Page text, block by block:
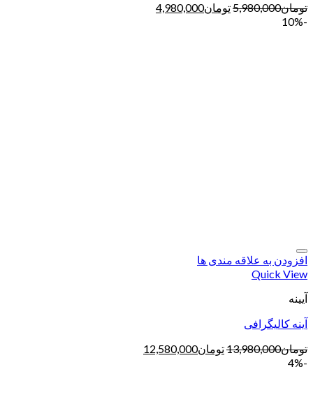
تومان5,980,000تومان4,980,000
-10%
افزودن به علاقه مندی ها
Quick View
آیینه
آینه کالیگرافی
تومان13,980,000تومان12,580,000
-4%